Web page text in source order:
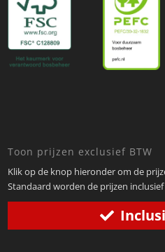
Toon prijzen exclusief BTW
Klik op de knop hieronder om de
Standaard worden de prijzen